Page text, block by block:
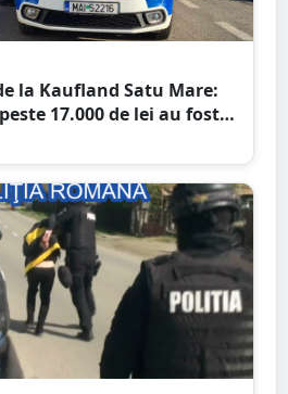
la Kaufland Satu Mare:
17.000 de lei au fost
a încercat să le